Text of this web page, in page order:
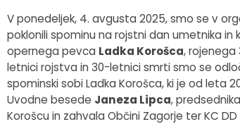
V ponedeljek, 4. avgusta 2025, smo se v
poklonili spominu na rojstni dan umetnika
opernega pevca Ladka Korošca, rojenega
letnici rojstva in 30-letnici smrti smo se
spominski sobi Ladka Korošca, ki je od leta
Uvodne besede Janeza Lipca,
Korošcu in zahvala Občini Zagorje ter KC
Občinski praznik
Občinski nagrajenci
Grb in zastava
Nadzorni odbor
Občinska uprava
Krajevne skupnosti
Delovna telesa
Proračuni občine
Prostorski akti občine
Projekti in investicije
Slovo naših občanov